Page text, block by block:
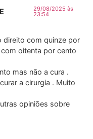
29/08/2025 às
23:54
direito com quinze por
oitenta por cento
mas não a cura .
a cirurgia . Muito
opiniões sobre